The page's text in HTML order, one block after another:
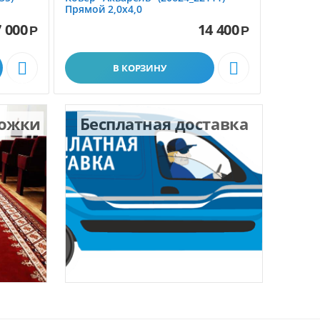
000Р

Прямой 2,0х4,0
14 400Р
В КОРЗИНУ 
Бесплатная доставка